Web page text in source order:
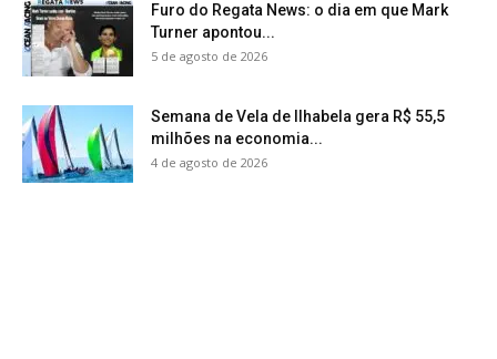
Furo do Regata News: o dia em que Mark
Turner apontou...
5 de agosto de 2026
Semana de Vela de Ilhabela gera R$ 55,5
milhões na economia...
4 de agosto de 2026